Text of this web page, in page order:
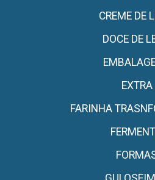
CREME DE
DOCE DE
EXTRA
FARINHA